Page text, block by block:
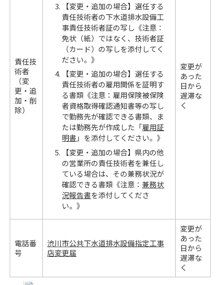
責任技
術者
（変
更・追
加・削
除）
【変更・追加の場合】選任する
責任技術者の下水道排水設備工
事責任技術者証の写し《注意：
免状（紙）ではなく、技術者証
（カード）の写しを添付してく
ださい。》
【変更・追加の場合】選任する
責任技術者の雇用関係を証明す
る書類《注意：雇用保険被保険
者資格取得確認通知書等の写し
で勤務先が確認できる書類、ま
たは勤務先が作成した「雇用証
明書 」を添付してください。》
【変更・追加の場合】県内の他
の営業所の責任技術者を兼任し
ている場合は、その兼務状況が
確認できる書類《注意：兼務状
況報告書を添付してくださ
い。》
変更が
あった
日から
遅滞な
く
電話番
号
渋川市公共下水道排水設備指定工事
店変更届
変更が
あった
日から
遅滞な
く